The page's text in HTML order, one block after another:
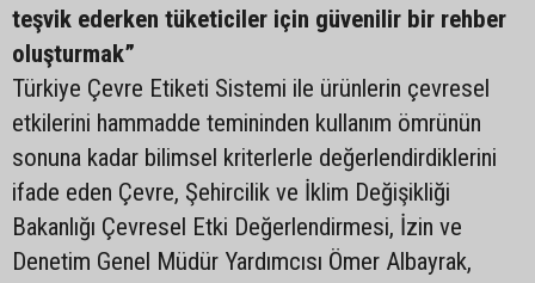
teşvik ederken tüketiciler için güvenilir bir rehber
oluşturmak”
Türkiye Çevre Etiketi Sistemi ile ürünlerin çevresel
etkilerini hammadde temininden kullanım ömrünün
sonuna kadar bilimsel kriterlerle değerlendirdiklerini
ifade eden Çevre, Şehircilik ve İklim Değişikliği
Bakanlığı Çevresel Etki Değerlendirmesi, İzin ve
Denetim Genel Müdür Yardımcısı Ömer Albayrak,